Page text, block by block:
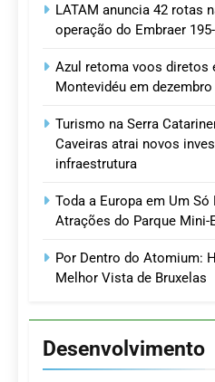
LATAM anuncia 42 rotas
operação do Embraer
Azul retoma voos diretos
Montevidéu em dezembro
Turismo na Serra
Caveiras atrai novos
infraestrutura
Toda a Europa em Um Só
Atrações do Parque Mini-
Por Dentro do Atomium:
Melhor Vista de Bruxelas
Desenvolvimento